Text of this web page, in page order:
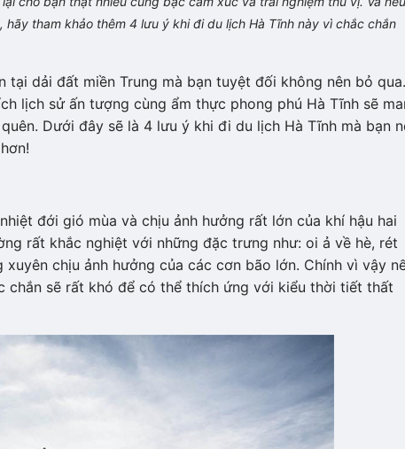
tham khảo thêm 4 lưu ý khi đi du lịch Hà Tĩnh này vì chắc chắn
dải đất miền Trung mà bạn tuyệt đối không nên bỏ qua.
lịch sử ấn tượng cùng ẩm thực phong phú Hà Tĩnh sẽ
Dưới đây sẽ là 4 lưu ý khi đi du lịch Hà Tĩnh mà bạn
đới gió mùa và chịu ảnh hưởng rất lớn của khí hậu hai
rất khắc nghiệt với những đặc trưng như: oi ả về hè, rét
chịu ảnh hưởng của các cơn bão lớn. Chính vì vậy
chắn sẽ rất khó để có thể thích ứng với kiểu thời tiết thất